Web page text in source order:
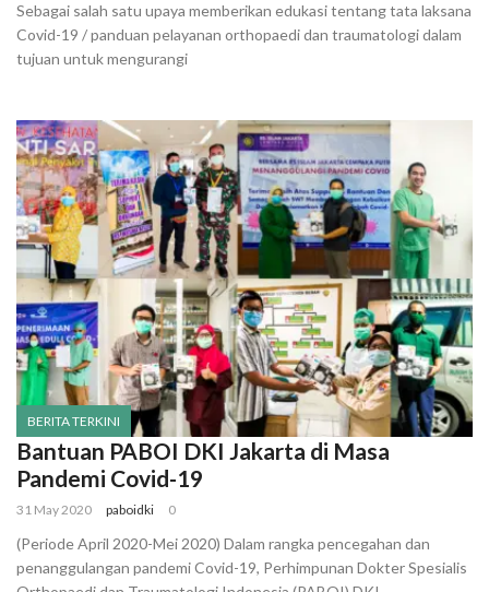
Sebagai salah satu upaya memberikan edukasi tentang tata laksana
Covid-19 / panduan pelayanan orthopaedi dan traumatologi dalam
tujuan untuk mengurangi
BERITA TERKINI
Bantuan PABOI DKI Jakarta di Masa
Pandemi Covid-19
31 May 2020 paboidki 0
(Periode April 2020-Mei 2020) Dalam rangka pencegahan dan
penanggulangan pandemi Covid-19, Perhimpunan Dokter Spesialis